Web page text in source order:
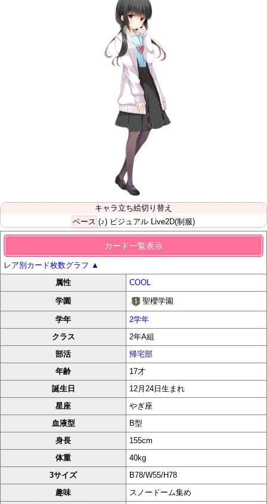
キャラ立ち絵切り替え
ベース (♪) ビジュアル Live2D(制服)
カード一覧表示
レア別カード枚数グラフ ▲
属性
COOL
学園 聖櫻学園
学年
2学年
クラス
2年A組
部活
帰宅部
年齢
17才
誕生日
12月24日生まれ
星座
やぎ座
血液型
B型
身長
155cm
体重
40kg
3サイズ
B78/W55/H78
趣味
スノードーム集め